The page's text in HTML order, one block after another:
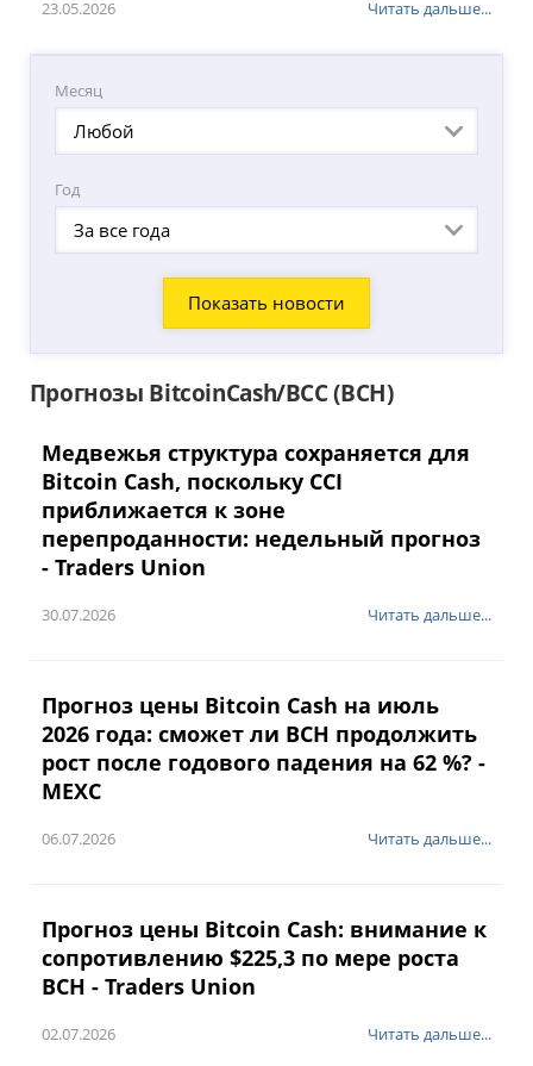
23.05.2026 Читать дальше...
Месяц
Любой
Год
За все года
Прогнозы BitcoinCash/BCC (BCH)
Медвежья структура сохраняется для
Bitcoin Cash, поскольку CCI
приближается к зоне
перепроданности: недельный прогноз
- Traders Union
30.07.2026 Читать дальше...
Прогноз цены Bitcoin Cash на июль
2026 года: сможет ли BCH продолжить
рост после годового падения на 62 %? -
MEXC
06.07.2026 Читать дальше...
Прогноз цены Bitcoin Cash: внимание к
сопротивлению $225,3 по мере роста
BCH - Traders Union
02.07.2026 Читать дальше...